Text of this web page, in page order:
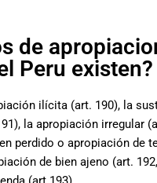
de
Peru existen?
ilícita (art. 190), la
la apropiación irregular
perdido o apropiación de
de bien ajeno (art.